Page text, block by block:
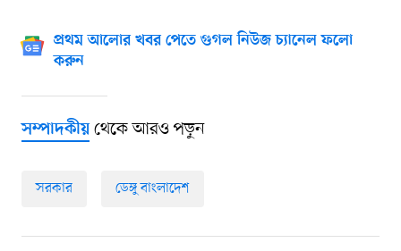
প্রথম আলোর খবর পেতে গুগল নিউজ চ্যানেল ফলো
করুন
সম্পাদকীয়থেকে আরও পড়ুন
সরকার ডেঙ্গু বাংলাদেশ